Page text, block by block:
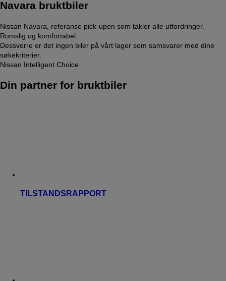
Navara bruktbiler
Nissan Navara, referanse pick-upen som takler alle utfordringer.
Romslig og komfortabel.
Dessverre er det ingen biler på vårt lager som samsvarer med dine
søkekriterier.
Nissan Intelligent Choice
Din partner for bruktbiler
TILSTANDSRAPPORT